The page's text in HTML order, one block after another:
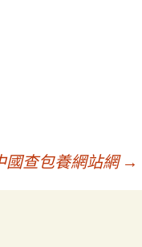
國查包養網站網→